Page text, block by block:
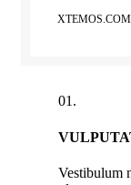
01.
Vestibulum